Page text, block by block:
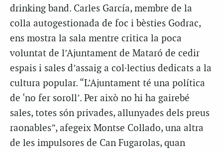
drinking band. Carles García, membre de la
colla autogestionada de foc i bèsties Godrac,
ens mostra la sala mentre critica la poca
voluntat de l’Ajuntament de Mataró de cedir
espais i sales d’assaig a col·lectius dedicats a la
cultura popular. “L’Ajuntament té una política
de ‘no fer soroll’. Per això no hi ha gairebé
sales, totes són privades, allunyades dels preus
raonables”, afegeix Montse Collado, una altra
de les impulsores de Can Fugarolas, quan